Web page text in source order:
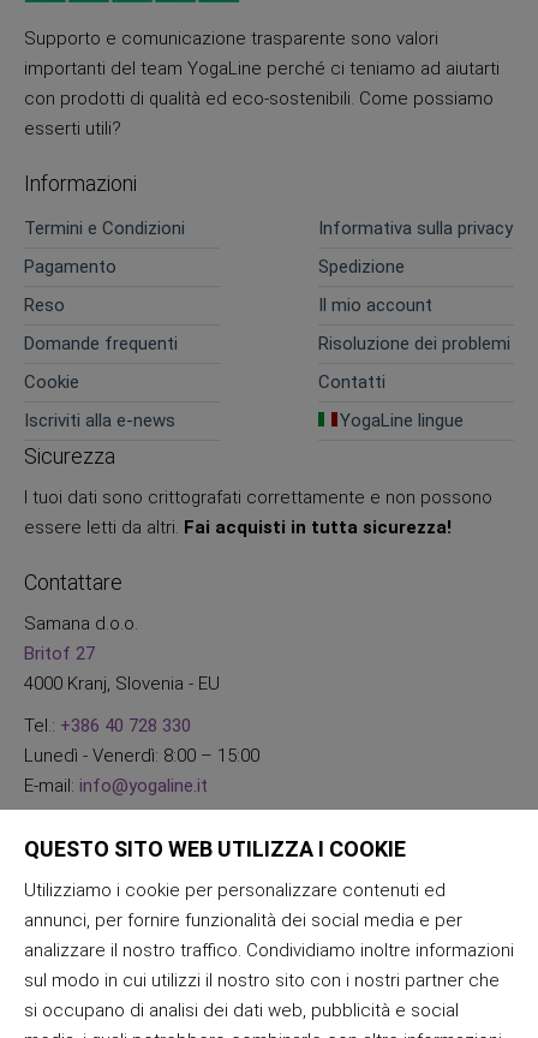
Supporto e comunicazione trasparente sono valori
importanti del team YogaLine perché ci teniamo ad aiutarti
con prodotti di qualità ed eco-sostenibili. Come possiamo
esserti utili?
Informazioni
Termini e Condizioni
Informativa sulla privacy
Pagamento
Spedizione
Reso
Il mio account
Domande frequenti
Risoluzione dei problemi
Cookie
Contatti
Iscriviti alla e-news
YogaLine lingue
Sicurezza
I tuoi dati sono crittografati correttamente e non possono
essere letti da altri. Fai acquisti in tutta sicurezza!
Contattare
Samana d.o.o.
Britof 27
4000 Kranj, Slovenia - EU
Tel.: +386 40 728 330
Lunedì - Venerdì: 8:00 – 15:00
E-mail: info@yogaline.it
QUESTO SITO WEB UTILIZZA I COOKIE
Utilizziamo i cookie per personalizzare contenuti ed
annunci, per fornire funzionalità dei social media e per
analizzare il nostro traffico. Condividiamo inoltre informazioni
sul modo in cui utilizzi il nostro sito con i nostri partner che
si occupano di analisi dei dati web, pubblicità e social